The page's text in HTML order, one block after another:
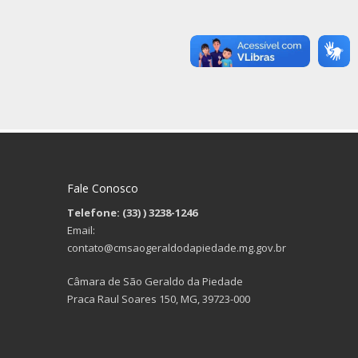
Fale Conosco
Telefone: (33)) 3238-1246
Email:
contato@cmsaogeraldodapiedade.mg.gov.br
Câmara de São Geraldo da Piedade
Praca Raul Soares 150, MG, 39723-000